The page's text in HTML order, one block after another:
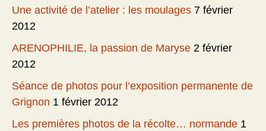
Une activité de l’atelier : les moulages 7 février
2012
ARENOPHILIE, la passion de Maryse 2 février
2012
Séance de photos pour l’exposition permanente de
Grignon 1 février 2012
Les premières photos de la récolte… normande 1